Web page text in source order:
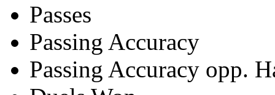
Passes
Passing Accuracy
Passing Accuracy opp.